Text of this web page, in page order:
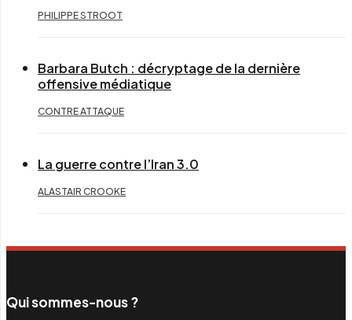
PHILIPPE STROOT
Barbara Butch : décryptage de la dernière
offensive médiatique
CONTRE ATTAQUE
La guerre contre l’Iran 3.0
ALASTAIR CROOKE
Qui sommes-nous ?